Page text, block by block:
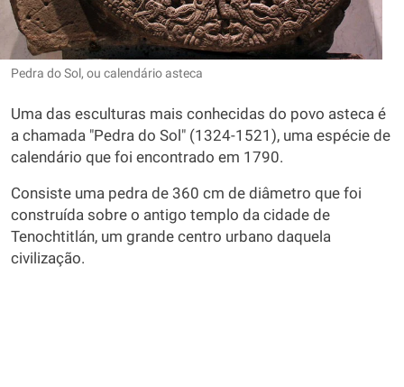
Pedra do Sol, ou calendário asteca
Uma das esculturas mais conhecidas do povo asteca é
a chamada "Pedra do Sol" (1324-1521), uma espécie de
calendário que foi encontrado em 1790.
Consiste uma pedra de 360 cm de diâmetro que foi
construída sobre o antigo templo da cidade de
Tenochtitlán, um grande centro urbano daquela
civilização.